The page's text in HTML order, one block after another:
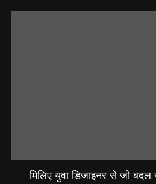
मिलिए युवा डिजाइनर से जो